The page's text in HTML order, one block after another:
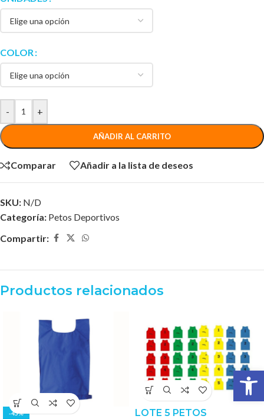
COLOR
- +
AÑADIR AL CARRITO
Comparar Añadir a la lista de deseos
SKU: N/D
Categoría: Petos Deportivos
Compartir:
Productos relacionados
-45%
LOTE 5 PETOS
Abrir